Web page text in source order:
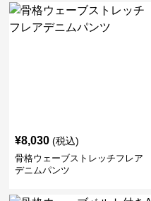
¥8,030 (税込)
骨格ウェーブストレッチフレア
デニムパンツ